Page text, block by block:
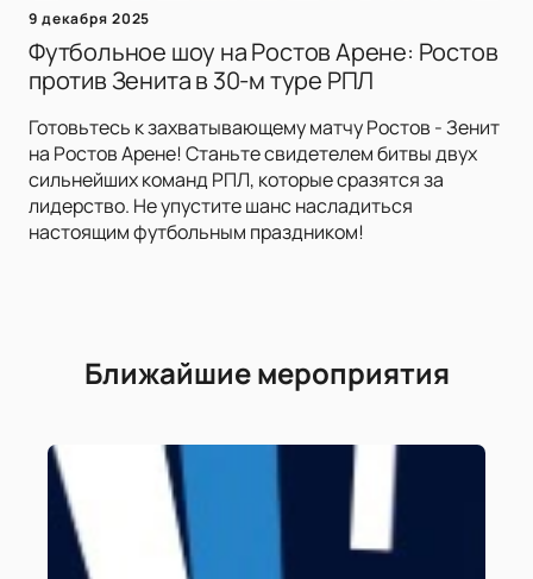
9 декабря 2025
Футбольное шоу на Ростов Арене: Ростов
против Зенита в 30-м туре РПЛ
Готовьтесь к захватывающему матчу Ростов - Зенит
на Ростов Арене! Станьте свидетелем битвы двух
сильнейших команд РПЛ, которые сразятся за
лидерство. Не упустите шанс насладиться
настоящим футбольным праздником!
Ближайшие мероприятия